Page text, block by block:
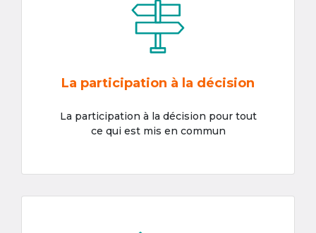
La participation à la décision
La participation à la décision pour tout
ce qui est mis en commun